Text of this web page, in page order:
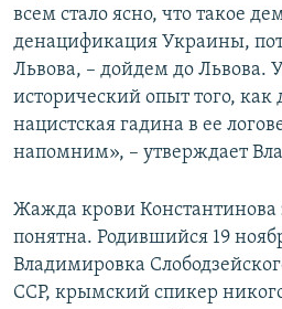
всем стало ясно, что такое
денацификация Украины,
Львова, – дойдем до Львова.
исторический опыт того, как
нацистская гадина в ее
напомним», – утверждает
Жажда крови Константинова
понятна. Родившийся 19
Владимировка
ССР, крымский спикер